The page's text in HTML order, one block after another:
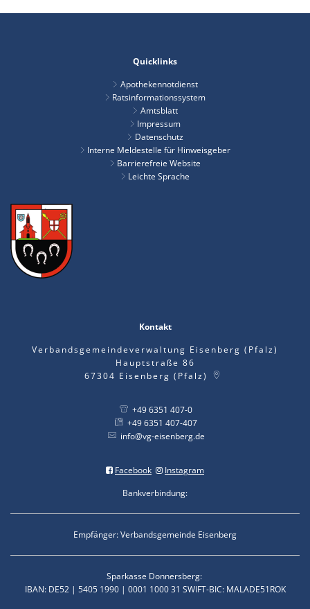
Quicklinks
Apothekennotdienst
Ratsinformationssystem
Amtsblatt
Impressum
Datenschutz
Interne Meldestelle für Hinweisgeber
Barrierefreie Website
Leichte Sprache
Kontakt
Verbandsgemeindeverwaltung Eisenberg (Pfalz)
Hauptstraße 86
67304 Eisenberg (Pfalz)
+49 6351 407-0
+49 6351 407-407
info@vg-eisenberg.de
Facebook
Instagram
Bankverbindung:
Empfänger: Verbandsgemeinde Eisenberg
Sparkasse Donnersberg:
IBAN: DE52 | 5405 1990 | 0001 1000 31 SWIFT-BIC: MALADE51ROK